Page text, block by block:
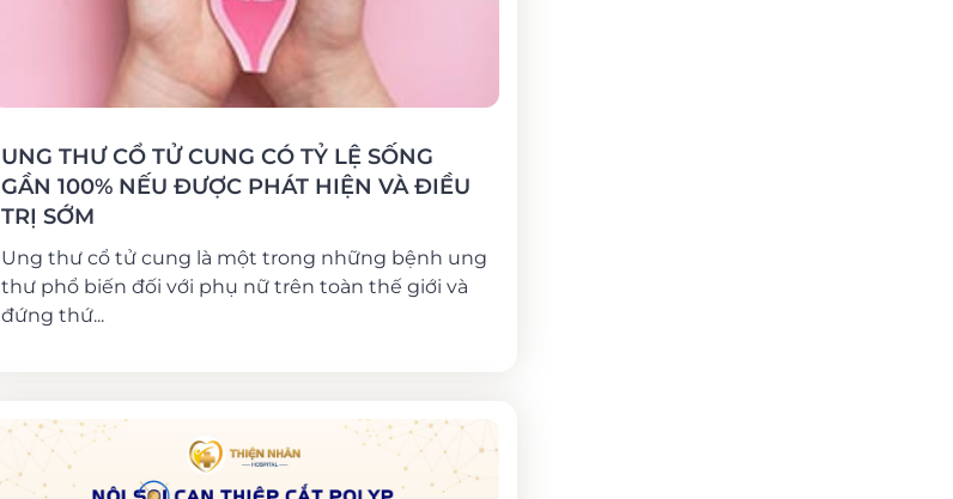
UNG THƯ CỔ TỬ CUNG CÓ TỶ LỆ SỐNG
GẦN 100% NẾU ĐƯỢC PHÁT HIỆN VÀ ĐIỀU
TRỊ SỚM
Ung thư cổ tử cung là một trong những bệnh ung
thư phổ biến đối với phụ nữ trên toàn thế giới và
đứng thứ...